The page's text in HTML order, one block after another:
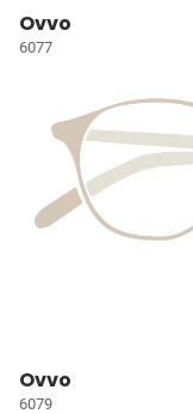
Ovvo
6077
Ovvo
6079